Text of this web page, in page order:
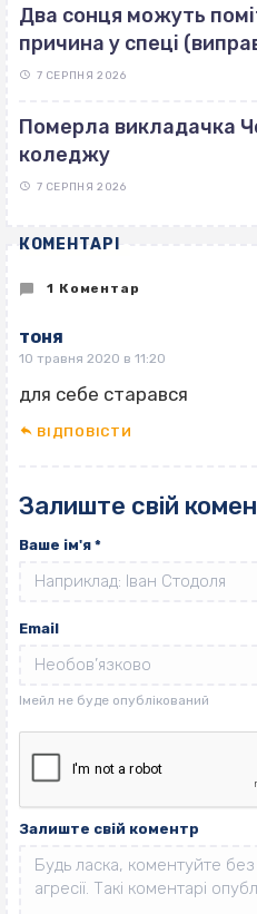
Два сонця можуть
причина у спеці
7 СЕРПНЯ 2026
Померла викладачка
коледжу
7 СЕРПНЯ 2026
КОМЕНТАРІ
1 Коментар
тоня
10 травня 2020 в 11:20
для себе старався
ВІДПОВІCТИ
Залиште свій
Ваше ім'я *
Email
Залиште свій коментр